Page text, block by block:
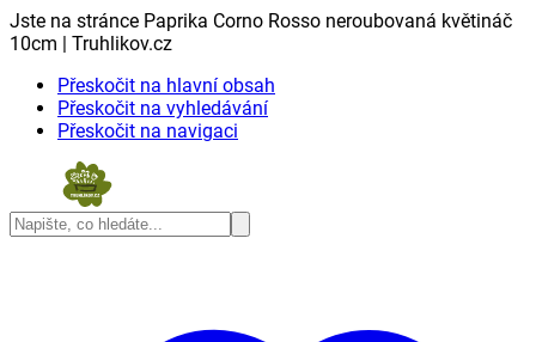
Jste na stránce Paprika Corno Rosso neroubovaná květináč
10cm | Truhlikov.cz
Přeskočit na hlavní obsah
Přeskočit na vyhledávání
Přeskočit na navigaci